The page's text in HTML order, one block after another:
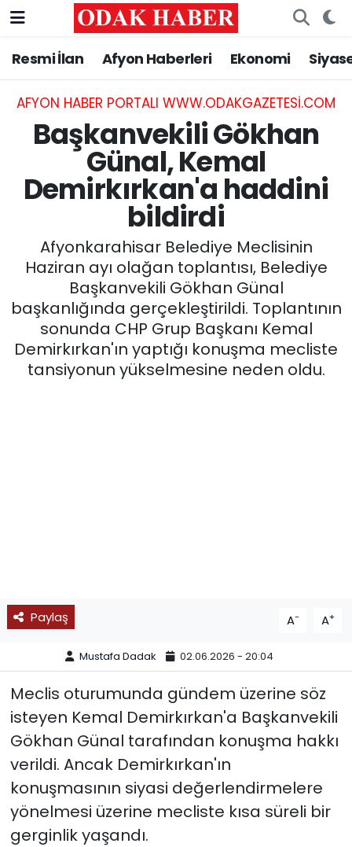
Resmi İlan Afyon Haberleri Ekonomi
AFYON HABER PORTALI WWW.ODAKGAZETESI.COM
Başkanvekili Gökhan
Günal, Kemal
Demirkırkan'a haddini
bildirdi
Afyonkarahisar Belediye Meclisinin
Haziran ayı olağan toplantısı, Belediye
Başkanvekili Gökhan Günal
başkanlığında gerçekleştirildi. Toplantının
sonunda CHP Grup Başkanı Kemal
Demirkırkan'ın yaptığı konuşma mecliste
tansiyonun yükselmesine neden oldu.
Paylaş A- A+
Mustafa Dadak 02.06.2026 - 20:04
Meclis oturumunda gündem üzerine söz
isteyen Kemal Demirkırkan'a Başkanvekili
Gökhan Günal tarafından konuşma hakkı
verildi. Ancak Demirkırkan'ın
konuşmasının siyasi değerlendirmelere
yönelmesi üzerine mecliste kısa süreli bir
gerginlik yaşandı.
AFYONKARAHİSAR HABERLERİ
Resmi İlan
ASAYİŞ
GÜNCEL
EĞİTİM
MAGAZİN
SAĞLIK
SPOR
Afyonkarahisar Nöbetçi Eczaneler
Afyonkarahisar Hava Durumu
Afyonkarahisar Namaz Vakitleri
Afyonkarahisar Trafik Yoğunluk Haritası
Süper Lig Puan Durumu ve Fikstür
Tüm Manşetler
Son Dakika Haberleri
Haber Arşivi